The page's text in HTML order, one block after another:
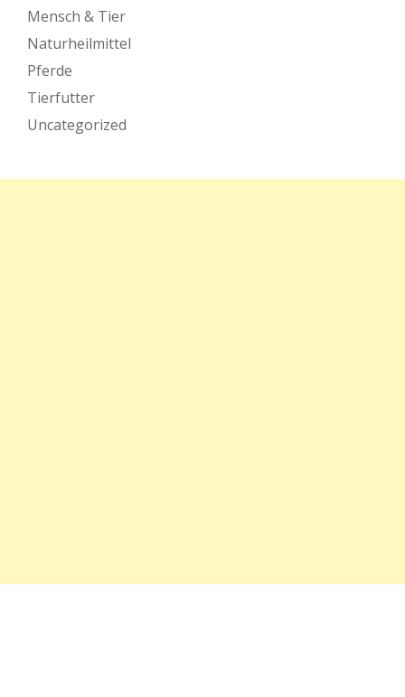
Mensch & Tier
Naturheilmittel
Pferde
Tierfutter
Uncategorized